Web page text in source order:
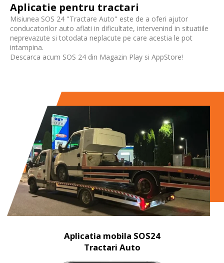
Aplicatie pentru tractari
Misiunea SOS 24 "Tractare Auto" este de a oferi ajutor
conducatorilor auto aflati in dificultate, intervenind in situatiile
neprevazute si totodata neplacute pe care acestia le pot
intampina.
Descarca acum SOS 24 din Magazin Play si AppStore!
Aplicatia mobila SOS24
Tractari Auto